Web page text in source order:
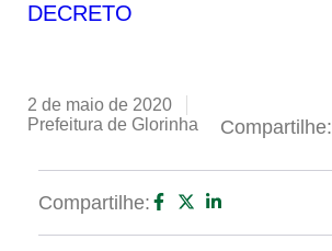
DECRETO
2 de maio de 2020
Prefeitura de Glorinha
Compartilhe:
Compartilhe: